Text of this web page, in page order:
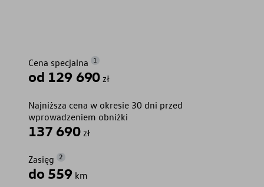
Cena specjalna 1
od 129 690 zł
Najniższa cena w okresie 30 dni przed
wprowadzeniem obniżki
137 690 zł
Zasięg 2
do 559 km